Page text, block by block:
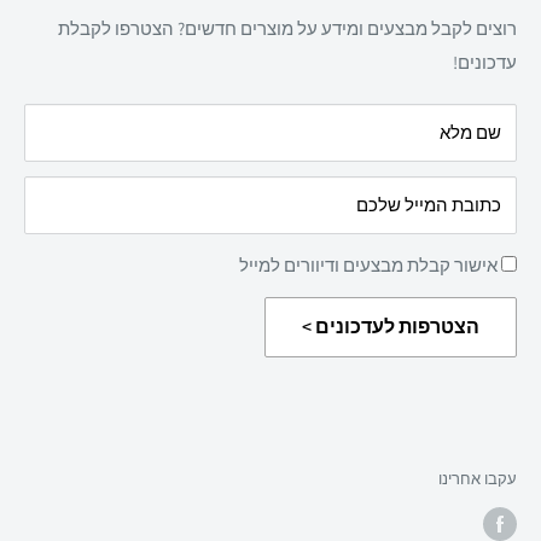
מזון
מאמרים
מדיניות פרטיות
מדיניות החזרת מוצרים
רוצים לקבל מבצעים ומידע על מוצרים חדשים? הצטרפו לקבלת
עדכונים!
שם מלא
כתובת המייל שלכם
אישור קבלת מבצעים ודיוורים למייל
הצטרפות לעדכונים >
עקבו אחרינו